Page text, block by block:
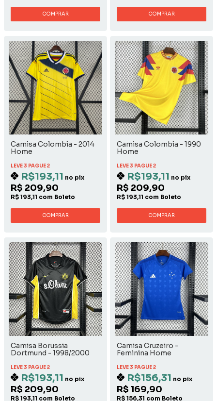
COMPRAR COMPRAR
Camisa Colombia - 2014
Home
LEVE 3 PAGUE 2
R$193,11 no pix
R$ 209,90
R$ 193,11 com Boleto
COMPRAR
Camisa Colombia - 1990
Home
LEVE 3 PAGUE 2
R$193,11 no pix
R$ 209,90
R$ 193,11 com Boleto
COMPRAR
Camisa Borussia
Dortmund - 1998/2000
LEVE 3 PAGUE 2
R$193,11 no pix
R$ 209,90
R$ 193,11 com Boleto
Camisa Cruzeiro -
Feminina Home
LEVE 3 PAGUE 2
R$156,31 no pix
R$ 169,90
R$ 156,31 com Boleto